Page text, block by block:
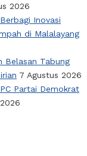
2026
Inovasi
di Malalayang
Belasan Tabung
7 Agustus 2026
Partai Demokrat